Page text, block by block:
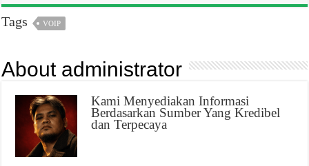
Tags VOIP
About administrator
Kami Menyediakan Informasi
Berdasarkan Sumber Yang Kredibel
dan Terpecaya